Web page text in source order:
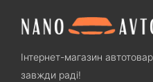
Інтернет-магазин
завжди раді!